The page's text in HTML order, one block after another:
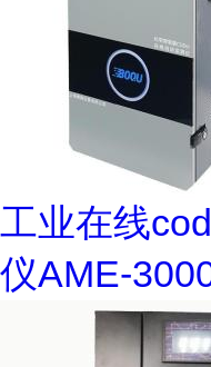
工业在线
仪AME-